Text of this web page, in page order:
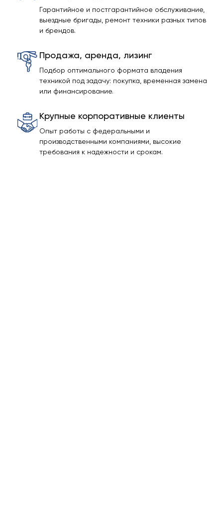
Гарантийное и постгарантийное обслуживание,
выездные бригады, ремонт техники разных типов
и брендов.
Продажа, аренда, лизинг
Подбор оптимального формата владения
техникой под задачу: покупка, временная замена
или финансирование.
Крупные корпоративные клиенты
Опыт работы с федеральными и
производственными компаниями, высокие
требования к надежности и срокам.